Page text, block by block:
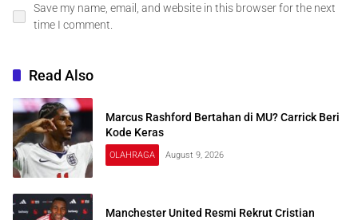
Save my name, email, and website in this browser for the next
time I comment.
Read Also
Marcus Rashford Bertahan di MU? Carrick Beri
Kode Keras
OLAHRAGA August 9, 2026
Manchester United Resmi Rekrut Cristian